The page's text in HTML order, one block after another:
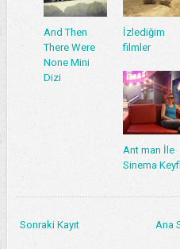
And Then
There Were
None Mini
Dizi
İzlediğim
filmler
Ant man İle
Sinema Keyfi
Sonraki Kayıt Ana